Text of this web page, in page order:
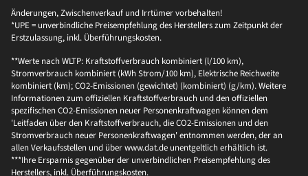
Änderungen, Zwischenverkauf und Irrtümer vorbehalten!
*UPE = unverbindliche Preisempfehlung des Herstellers zum Zeitpunkt der
Erstzulassung, inkl. Überführungskosten.
**Werte nach WLTP: Kraftstoffverbrauch kombiniert (l/100 km),
Stromverbrauch kombiniert (kWh Strom/100 km), Elektrische Reichweite
kombiniert (km); CO2-Emissionen (gewichtet) (kombiniert) (g/km). Weitere
Informationen zum offiziellen Kraftstoffverbrauch und den offiziellen
spezifischen CO2-Emissionen neuer Personenkraftwagen können dem
'Leitfaden über den Kraftstoffverbrauch, die CO2-Emissionen und den
Stromverbrauch neuer Personenkraftwagen' entnommen werden, der an
allen Verkaufsstellen und über www.dat.de unentgeltlich erhältlich ist.
***Ihre Ersparnis gegenüber der unverbindlichen Preisempfehlung des
Herstellers, inkl. Überführungskosten.